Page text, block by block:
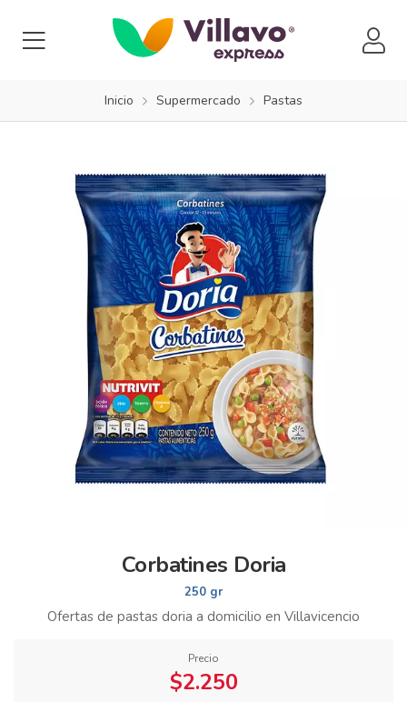
Inicio Supermercado Pastas
Corbatines Doria
250 gr
Ofertas de pastas doria a domicilio en Villavicencio
Precio
$2.250